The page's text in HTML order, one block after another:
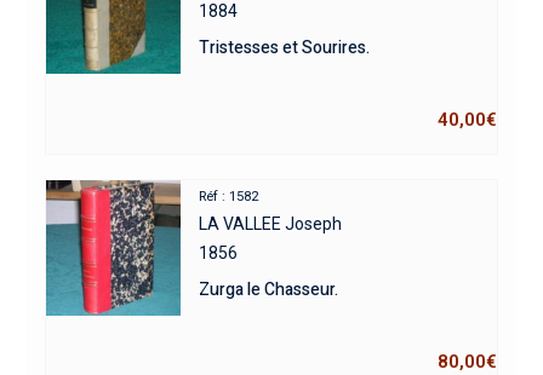
1884
Tristesses et Sourires.
40,00€
Réf : 1582
LA VALLEE Joseph
1856
Zurga le Chasseur.
80,00€